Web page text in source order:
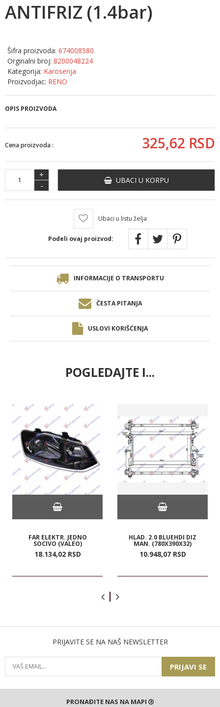
ANTIFRIZ (1.4bar)
Šifra proizvoda: 674008580
Orginalni broj: 8200048224
Kategorija: Karoserija
Proizvodjac: RENO
OPIS PROIZVODA
Cena proizvoda : 325,62 RSD
+
-
UBACI U KORPU
Ubaci u listu želja
Podeli ovaj proizvod:
INFORMACIJE O TRANSPORTU
ČESTA PITANJA
USLOVI KORIŠĆENJA
POGLEDAJTE I...
FAR ELEKTR. JEDNO
SOCIVO (VALEO)
18.134,02 RSD
HLAD. 2.0 BLUEHDI DIZ
MAN. (780X390X32)
10.948,07 RSD
PRIJAVITE SE NA NAŠ NEWSLETTER
PRIJAVI SE
PRONAĐITE NAS NA MAPI